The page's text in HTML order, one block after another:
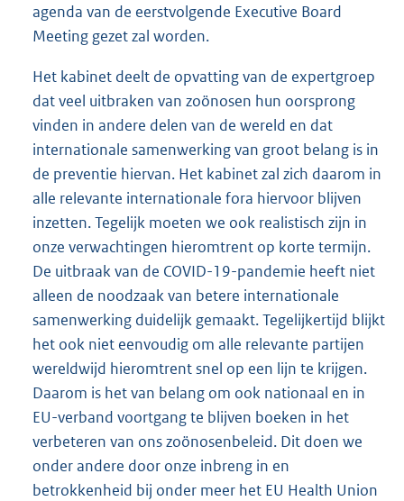
agenda van de eerstvolgende Executive Board
Meeting gezet zal worden.
Het kabinet deelt de opvatting van de expertgroep
dat veel uitbraken van zoönosen hun oorsprong
vinden in andere delen van de wereld en dat
internationale samenwerking van groot belang is in
de preventie hiervan. Het kabinet zal zich daarom in
alle relevante internationale fora hiervoor blijven
inzetten. Tegelijk moeten we ook realistisch zijn in
onze verwachtingen hieromtrent op korte termijn.
De uitbraak van de COVID-19-pandemie heeft niet
alleen de noodzaak van betere internationale
samenwerking duidelijk gemaakt. Tegelijkertijd blijkt
het ook niet eenvoudig om alle relevante partijen
wereldwijd hieromtrent snel op een lijn te krijgen.
Daarom is het van belang om ook nationaal en in
EU-verband voortgang te blijven boeken in het
verbeteren van ons zoönosenbeleid. Dit doen we
onder andere door onze inbreng in en
betrokkenheid bij onder meer het EU Health Union